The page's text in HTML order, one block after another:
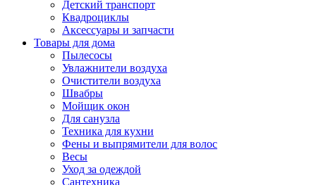
Детский транспорт
Квадроциклы
Аксессуары и запчасти
Товары для дома
Пылесосы
Увлажнители воздуха
Очистители воздуха
Швабры
Мойщик окон
Для санузла
Техника для кухни
Фены и выпрямители для волос
Весы
Уход за одеждой
Сантехника